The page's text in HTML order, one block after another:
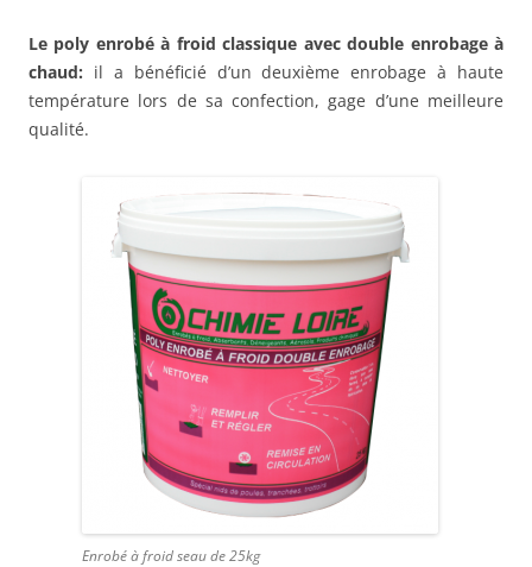
Le poly enrobé à froid classique avec double enrobage à
chaud: il a bénéficié d’un deuxième enrobage à haute
température lors de sa confection, gage d’une meilleure
qualité.
Enrobé à froid seau de 25kg